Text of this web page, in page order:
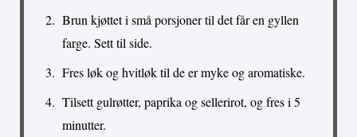
Brun kjøttet i små porsjoner til det får en gyllen
farge. Sett til side.
Fres løk og hvitløk til de er myke og aromatiske.
Tilsett gulrøtter, paprika og sellerirot, og fres i 5
minutter.